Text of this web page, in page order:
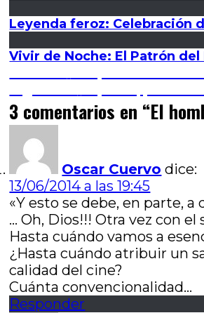
Leyenda feroz: Celebración
Vivir de Noche: El Patrón
Navegación
de
entradas
siguiente:
3 comentarios en “El
Oscar Cuervo dice:
13/06/2014 a las 19:45
«Y esto se debe, en parte,
… Oh, Dios!!! Otra vez con
Hasta cuándo vamos a
¿Hasta cuándo atribuir un
calidad del cine?
Cuánta convencionalidad…
Responder